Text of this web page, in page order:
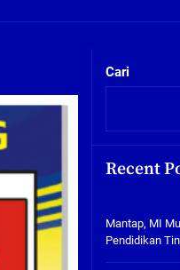
Ada Pakta Integritas
Cari
Recent
Mantap, MI
Pendidikan